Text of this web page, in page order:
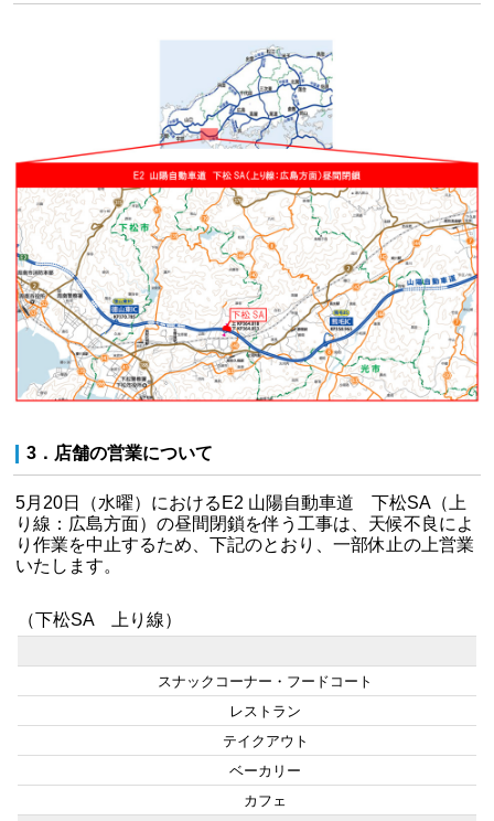
3．店舗の営業について
5月20日（水曜）におけるE2 山陽自動車道 下松SA（上
り線：広島方面）の昼間閉鎖を伴う工事は、天候不良によ
り作業を中止するため、下記のとおり、一部休止の上営業
いたします。
（下松SA 上り線）
スナックコーナー・フードコート
レストラン
テイクアウト
ベーカリー
カフェ